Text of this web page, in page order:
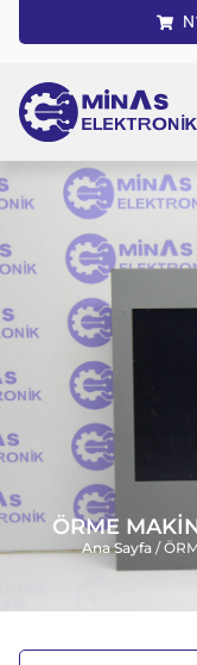
ÖRME
Ana Sayfa /